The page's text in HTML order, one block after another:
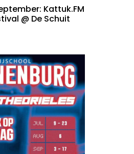
Kattuk.FM
@ De Schuit